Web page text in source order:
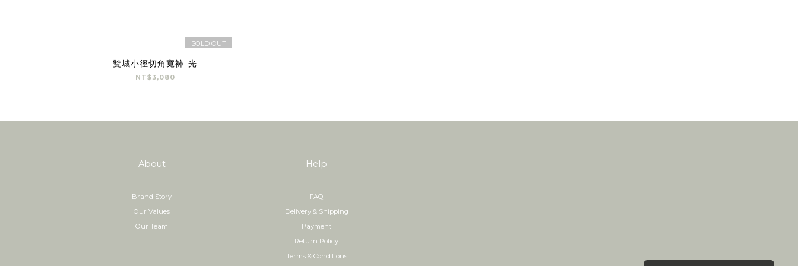
SOLD OUT
雙城小徑切角寬褲-光
NT$3,080
About
Brand Story
Our Values
Our Team
Help
FAQ
Delivery & Shipping
Payment
Return Policy
Terms & Conditions